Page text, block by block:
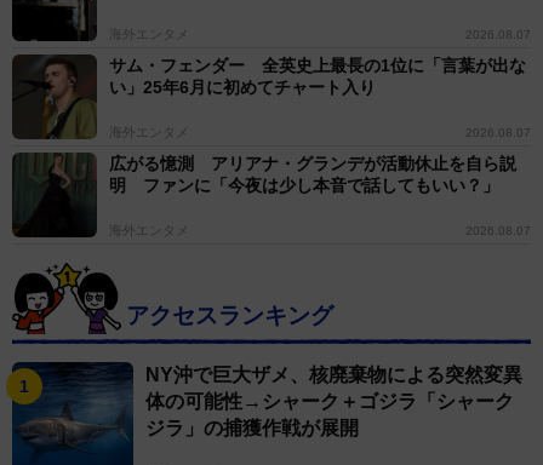
海外エンタメ 2026.08.07
サム・フェンダー 全英史上最長の1位に「言葉が出な
い」25年6月に初めてチャート入り
海外エンタメ 2026.08.07
広がる憶測 アリアナ・グランデが活動休止を自ら説
明 ファンに「今夜は少し本音で話してもいい？」
海外エンタメ 2026.08.07
アクセスランキング
NY沖で巨大ザメ、核廃棄物による突然変異
体の可能性→シャーク＋ゴジラ「シャーク
ジラ」の捕獲作戦が展開